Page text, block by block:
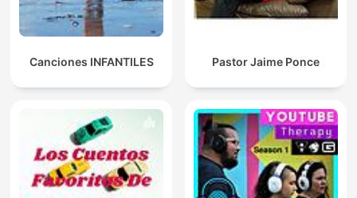
Canciones INFANTILES Pastor Jaime Ponce